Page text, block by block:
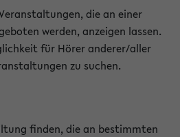
die an einer
werden, anzeigen lassen.
für Hörer anderer/aller
zu suchen.
finden, die an bestimmten